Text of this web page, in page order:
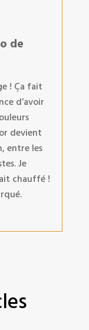
de
! Ça fait
d’avoir
devient
entre les
Je
chauffé !